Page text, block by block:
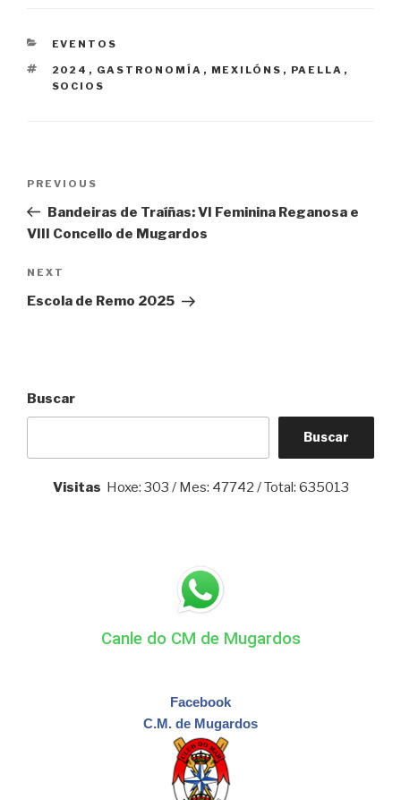
CATEGORIES
EVENTOS
TAGS
2024 , GASTRONOMÍA , MEXILÓNS , PAELLA ,
SOCIOS
entradas
Previous
Post
PREVIOUS
Bandeiras de Traíñas: VI Feminina Reganosa e
VIII Concello de Mugardos
Next
Post
NEXT
Escola de Remo 2025
Buscar
Buscar
Visitas Hoxe: 303 / Mes: 47742 / Total: 635013
Canle do CM de Mugardos
Facebook
C.M. de Mugardos